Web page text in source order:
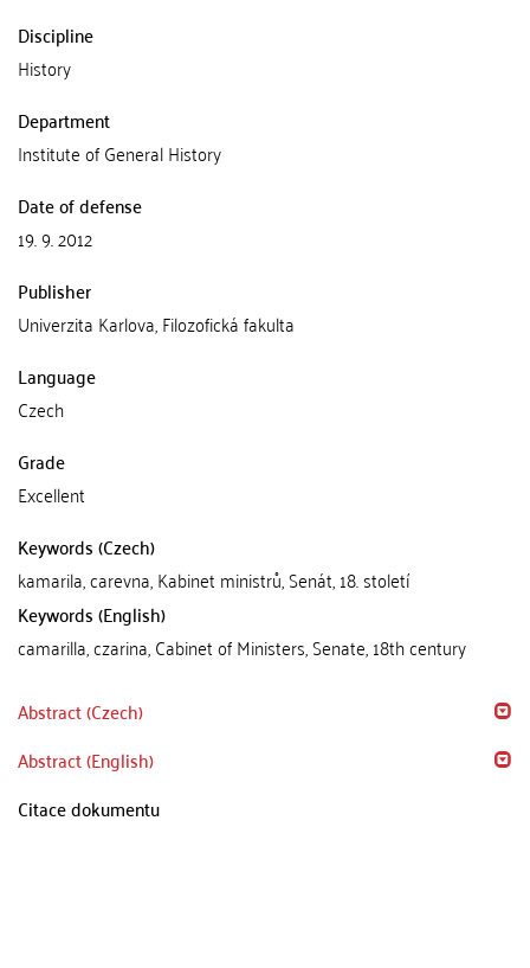
Discipline
History
Department
Institute of General History
Date of defense
19. 9. 2012
Publisher
Univerzita Karlova, Filozofická fakulta
Language
Czech
Grade
Excellent
Keywords (Czech)
kamarila, carevna, Kabinet ministrů, Senát, 18. století
Keywords (English)
camarilla, czarina, Cabinet of Ministers, Senate, 18th century
Abstract (Czech)
Abstract (English)
Citace dokumentu